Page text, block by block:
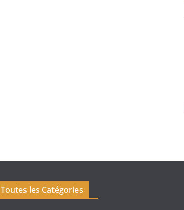
Toutes les Catégories